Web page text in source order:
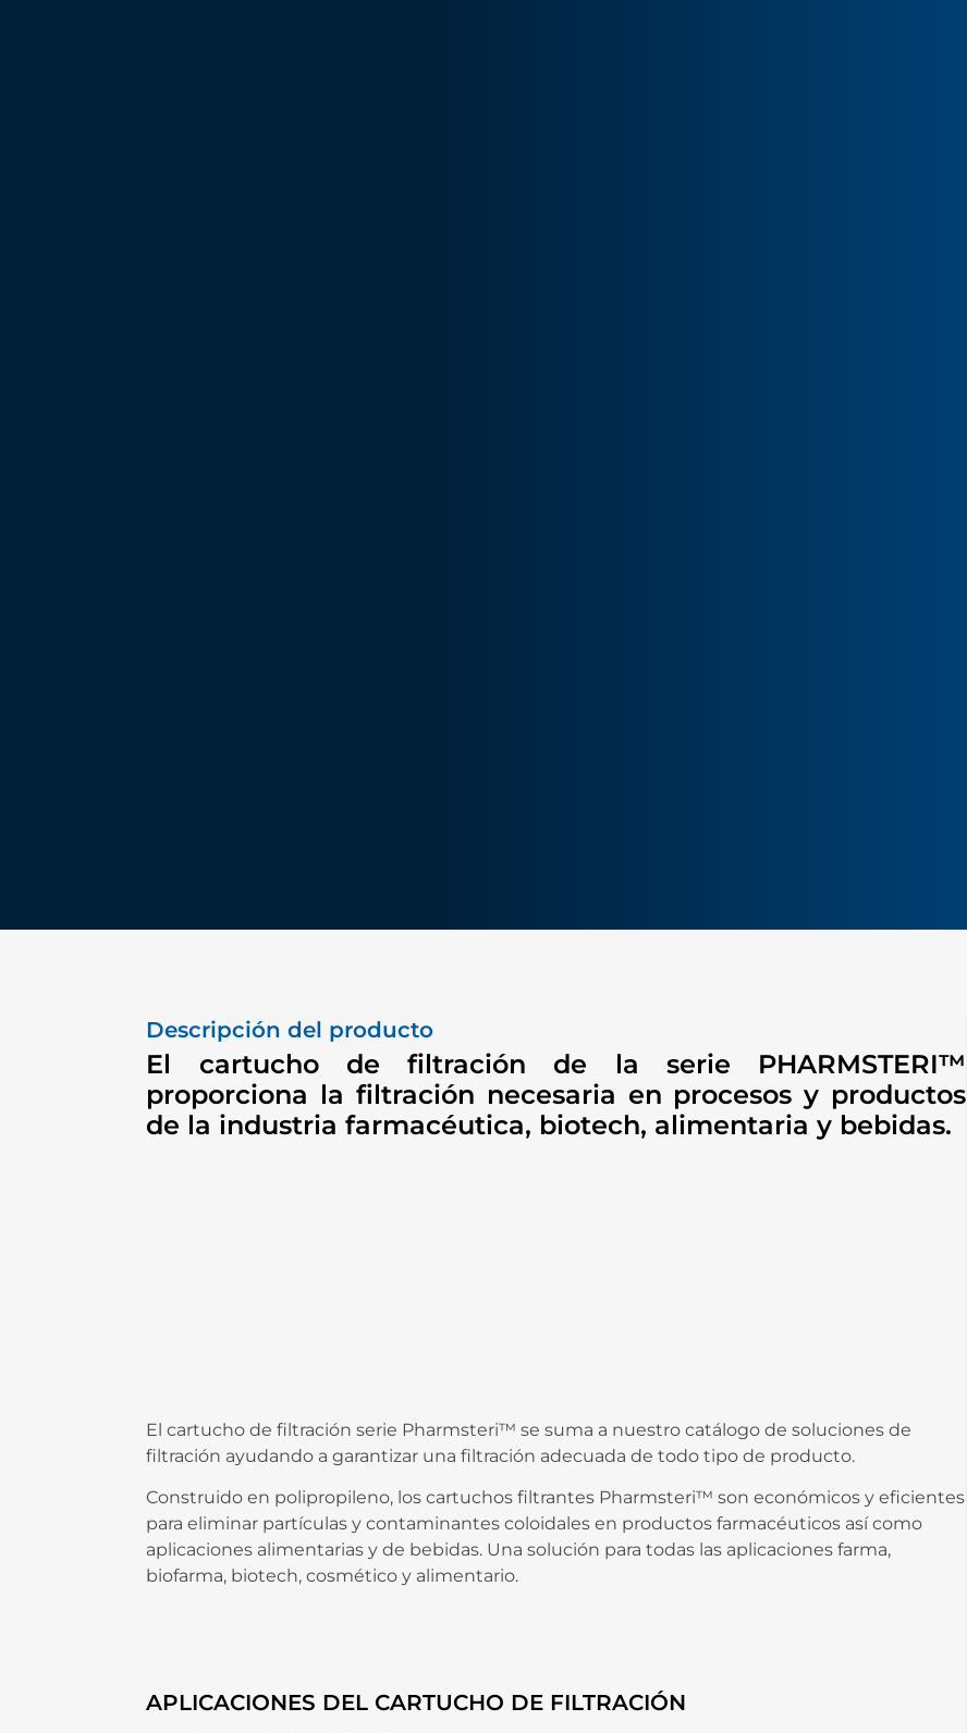
Descripción del producto
El cartucho de filtración de la serie PHARMSTERI™
proporciona la filtración necesaria en procesos y productos
de la industria farmacéutica, biotech, alimentaria y bebidas.
El cartucho de filtración serie Pharmsteri™ se suma a nuestro catálogo de soluciones de
filtración ayudando a garantizar una filtración adecuada de todo tipo de producto.
Construido en polipropileno, los cartuchos filtrantes Pharmsteri™ son económicos y eficientes
para eliminar partículas y contaminantes coloidales en productos farmacéuticos así como
aplicaciones alimentarias y de bebidas. Una solución para todas las aplicaciones farma,
biofarma, biotech, cosmético y alimentario.
APLICACIONES DEL CARTUCHO DE FILTRACIÓN